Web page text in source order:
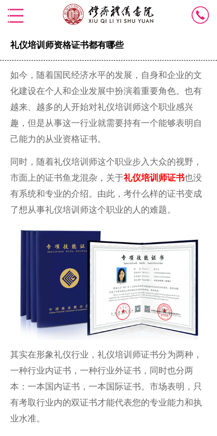
礼仪培训师资格证书都有哪些
如今，随着国民经济水平的发展，自身和企业的文
化建设在个人和企业发展中扮演着重要角色。也有
越来、越多的人开始对礼仪培训师这个职业感兴
趣，但是从事这一行业就需要持有一个能够表明自
己能力的从业资格证书。
同时，随着礼仪培训师这个职业步入大众的视野，
市面上的证书鱼龙混杂，关于礼仪培训师证书也没
有系统和专业的介绍。由此，考什么样的证书变成
了想从事礼仪培训师这个职业的人的难题。
其实在形象礼仪行业，礼仪培训师证书分为两种，
一种行业内证书，一种行业外证书，同时也分两
本：一本国内证书，一本国际证书。市场表明，只
有考取行业内的双证书才能代表您的专业能力和执
业水准。